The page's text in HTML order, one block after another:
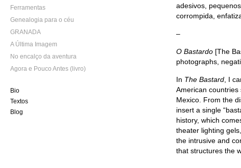
Ferramentas
Genealogia para o céu
GRANADA
A Última Imagem
No encalço da aventura
Agora e Pouco Antes (livro)
Bio
Textos
Blog
adesivos,
corrompida,
–
O Bastardo [The
photographs,
In The Bastard , I
American countries
Mexico. From the
insert a single
history, which
theater lighting
the intrusive and
that structures the